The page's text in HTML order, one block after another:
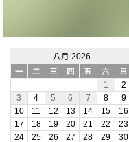
八月 2026
一
二 三 四 五 六
日
1
2
3
4 5 6 7 8
9
10
11 12 13 14 15
16
17
18 19 20 21 22
23
24
25 26 27 28 29
30